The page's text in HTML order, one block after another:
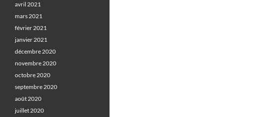
avril 2021
mars 2021
février 2021
janvier 2021
décembre 2020
novembre 2020
octobre 2020
septembre 2020
août 2020
juillet 2020